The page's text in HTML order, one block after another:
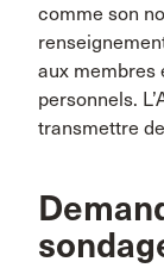
comme son
aux membres
personnels.
transmettre